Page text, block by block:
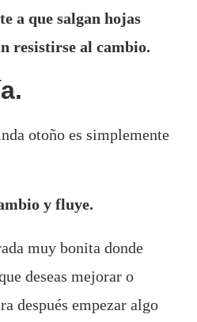
a que salgan hojas
resistirse al cambio.
otoño es simplemente
y fluye.
muy bonita donde
deseas mejorar o
después empezar algo